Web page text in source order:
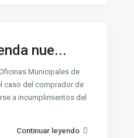
nue...
Municipales de
caso del comprador de
a incumplimientos del
Continuar leyendo